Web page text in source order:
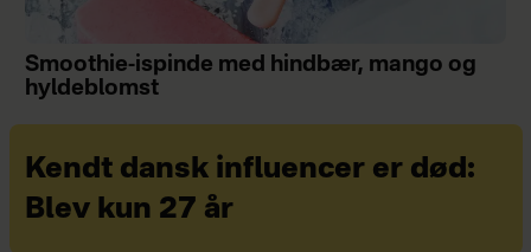
Smoothie-ispinde med hindbær, mango og
hyldeblomst
Kendt dansk influencer er død:
Blev kun 27 år